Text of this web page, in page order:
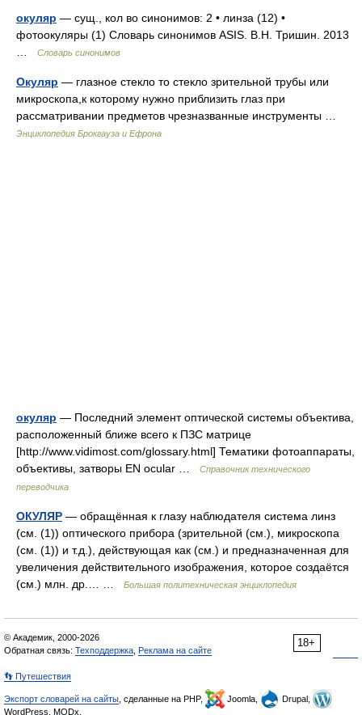
окуляр — сущ., кол во синонимов: 2 • линза (12) •
фотоокуляры (1) Словарь синонимов ASIS. В.Н. Тришин. 2013
Словарь синонимов
Окуляр — глазное стекло то стекло зрительной трубы или
микроскопа,к которому нужно приблизить глаз при
рассматривании предметов чрезназванные инструменты …
Энциклопедия Брокгауза и Ефрона
окуляр — Последний элемент оптической системы объектива,
расположенный ближе всего к ПЗС матрице
[http://www.vidimost.com/glossary.html] Тематики фотоаппараты,
объективы, затворы EN ocular …
Справочник технического
переводчика
ОКУЛЯР — обращённая к глазу наблюдателя система линз
(см. (1)) оптического прибора (зрительной (см.), микроскопа
(см. (1)) и т.д.), действующая как (см.) и предназначенная для
увеличения действительного изображения, которое создаётся
(см.) млн. др.… …
Большая политехническая энциклопедия
18+
© Академик, 2000-2026
Обратная связь: Техподдержка Реклама на сайте
👣 Путешествия
Экспорт словарей на сайты , сделанные на PHP, Joomla,
Drupal,
WordPress, MODx.